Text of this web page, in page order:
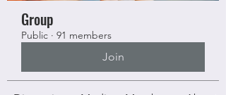
Group
Public · 91 members
Join